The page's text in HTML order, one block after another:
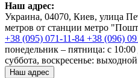
Наш адрес:
Украина, 04070, Киев, улица
метров от станции метро
+38 (095) 071-11-84 +38 (096)
понедельник – пятница: с 10:00
суббота, воскресенье:
Наш адрес